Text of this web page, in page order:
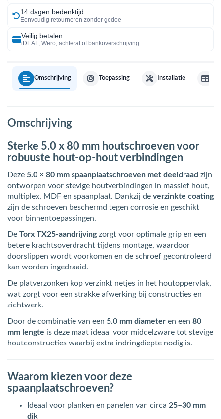
14 dagen bedenktijd
Eenvoudig retourneren zonder gedoe
Veilig betalen
iDEAL, Wero, achteraf of bankoverschrijving
Omschrijving Toepassing Installatie
Omschrijving
Sterke 5.0 x 80 mm houtschroeven voor
robuuste hout-op-hout verbindingen
Deze 5.0 × 80 mm spaanplaatschroeven met deeldraad zijn
ontworpen voor stevige houtverbindingen in massief hout,
multiplex, MDF en spaanplaat. Dankzij de verzinkte coating
zijn de schroeven beschermd tegen corrosie en geschikt
voor binnentoepassingen.
De Torx TX25-aandrijvingzorgt voor optimale grip en een
betere krachtsoverdracht tijdens montage, waardoor
doorslippen wordt voorkomen en de schroef gecontroleerd
kan worden ingedraaid.
De platverzonken kop verzinkt netjes in het houtoppervlak,
wat zorgt voor een strakke afwerking bij constructies en
zichtwerk.
Door de combinatie van een 5.0 mm diameter en een 80
mm lengte is deze maat ideaal voor middelzware tot stevige
houtconstructies waarbij extra indringdiepte nodig is.
Waarom kiezen voor deze
spaanplaatschroeven?
Ideaal voor planken en panelen van circa 25–30 mm
dik